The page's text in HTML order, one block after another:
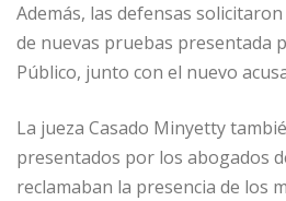
Además, las defensas
de nuevas pruebas presentada
Público, junto con el nuevo
La jueza Casado Minyetty
presentados por los abogados
reclamaban la presencia de los